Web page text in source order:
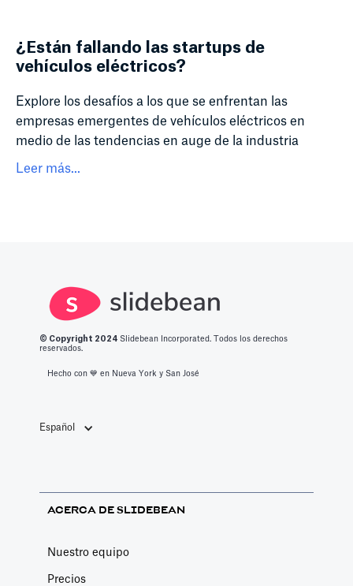
¿Están fallando las startups de
vehículos eléctricos?
Explore los desafíos a los que se enfrentan las
empresas emergentes de vehículos eléctricos en
medio de las tendencias en auge de la industria
Leer más...
© Copyright 2 024 Slidebean Incorporated. Todos los derechos
reservados.
Hecho con 💙️ en Nueva York y San José
Español
ACERCA DE SLIDEBEAN
Nuestro equipo
Precios